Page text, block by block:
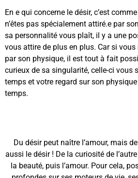
En e qui concerne le désir, c’est
n’êtes pas spécialement attiré.e par
sa personnalité vous plaît, il y a une
vous attire de plus en plus. Car si vous
par son physique, il est tout à fait
curieux de sa singularité, celle-ci vous
temps et votre regard sur son
temps.
Du désir peut naître l’amour, mais
aussi le désir ! De la curiosité de
la beauté, puis l’amour. Pour cela,